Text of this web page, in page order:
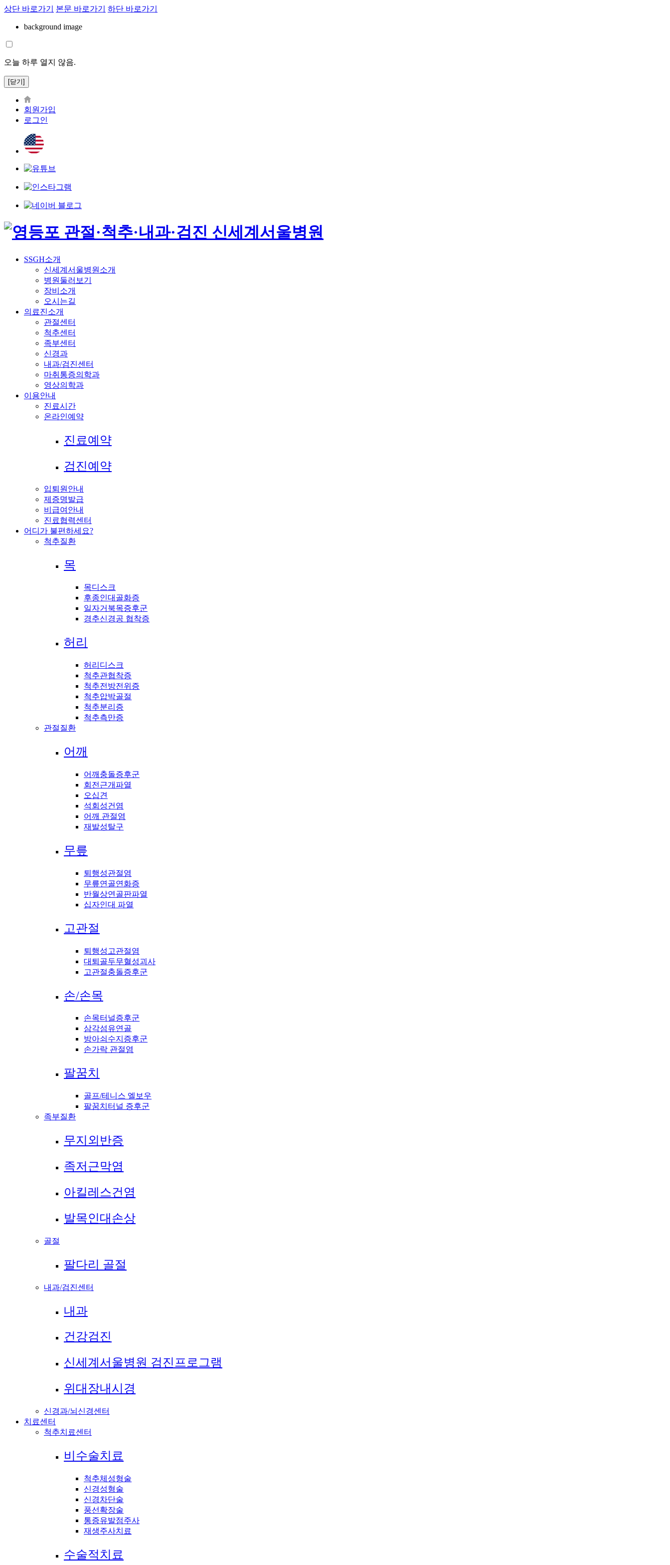
상단 바로가기 본문 바로가기 하단 바로가기
background image
오늘 하루 열지 않음.
[닫기]
회원가입
로그인
SSGH소개
신세계서울병원소개
병원둘러보기
장비소개
오시는길
의료진소개
관절센터
척추센터
족부센터
신경과
내과/검진센터
마취통증의학과
영상의학과
이용안내
진료시간
온라인예약
진료예약
검진예약
입퇴원안내
제증명발급
비급여안내
진료협력센터
어디가 불편하세요?
척추질환
목
목디스크
후종인대골화증
일자거북목증후군
경추신경공 협착증
허리
허리디스크
척추관협착증
척추전방전위증
척추압박골절
척추분리증
척추측만증
관절질환
어깨
어깨충돌증후군
회전근개파열
오십견
석회성건염
어깨 관절염
재발성탈구
무릎
퇴행성관절염
무릎연골연화증
반월상연골판파열
십자인대 파열
고관절
퇴행성고관절염
대퇴골두무혈성괴사
고관절충돌증후군
손/손목
손목터널증후군
삼각섬유연골
방아쇠수지증후군
손가락 관절염
팔꿈치
골프/테니스 엘보우
팔꿈치터널 증후군
족부질환
무지외반증
족저근막염
아킬레스건염
발목인대손상
골절
팔다리 골절
내과/검진센터
내과
건강검진
신세계서울병원 검진프로그램
위대장내시경
신경과/뇌신경센터
치료센터
척추치료센터
비수술치료
척추체성형술
신경성형술
신경차단술
풍선확장술
통증유발점주사
재생주사치료
수술적치료